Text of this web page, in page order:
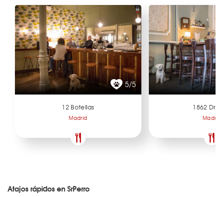
5/5
12 Botellas
Madrid
1862 Dry
Madrid
Atajos rápidos en SrPerro